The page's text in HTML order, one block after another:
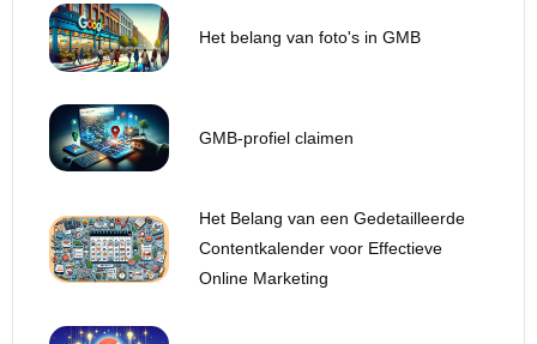
Het belang van foto's in GMB
GMB-profiel claimen
Het Belang van een Gedetailleerde
Contentkalender voor Effectieve
Online Marketing